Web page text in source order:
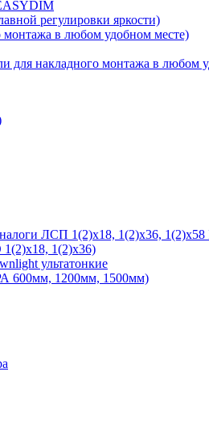
регулировки яркости)
монтажа в любом удобном месте)
для накладного монтажа в любом
ЛСП 1(2)х18, 1(2)х36, 1(2)х58
1(2)х36)
ультатонкие
600мм, 1200мм, 1500мм)